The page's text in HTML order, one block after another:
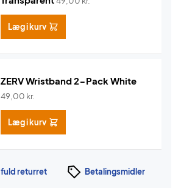
Læg i kurv
ZERV Wristband 2-Pack White
49,00 kr.
Læg i kurv
fuld returret Betalingsmidler